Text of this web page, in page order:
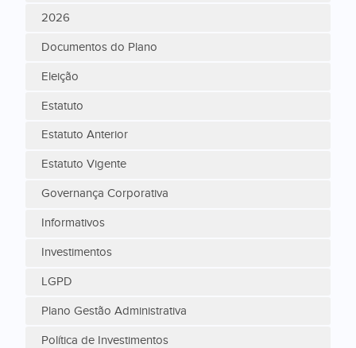
2026
Documentos do Plano
Eleição
Estatuto
Estatuto Anterior
Estatuto Vigente
Governança Corporativa
Informativos
Investimentos
LGPD
Plano Gestão Administrativa
Política de Investimentos